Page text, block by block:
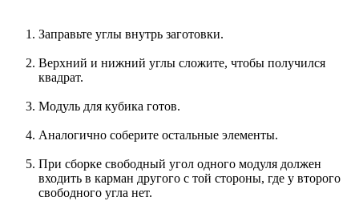
Заправьте углы внутрь заготовки.
Верхний и нижний углы сложите, чтобы получился
квадрат.
Модуль для кубика готов.
Аналогично соберите остальные элементы.
При сборке свободный угол одного модуля должен
входить в карман другого с той стороны, где у второго
свободного угла нет.